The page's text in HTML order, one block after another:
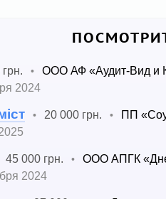
•
ООО АФ «Аудит-Вид и
2024
• 20 000 грн. •
ПП
45 000 грн. •
ООО АПГК
2024